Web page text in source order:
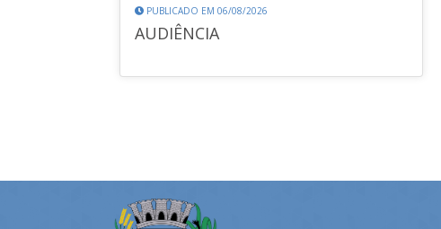
PUBLICADO EM 06/08/2026
AUDIÊNCIA